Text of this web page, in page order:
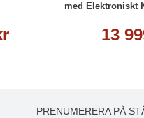
med Elektroniskt
13
PRENUMERERA PÅ